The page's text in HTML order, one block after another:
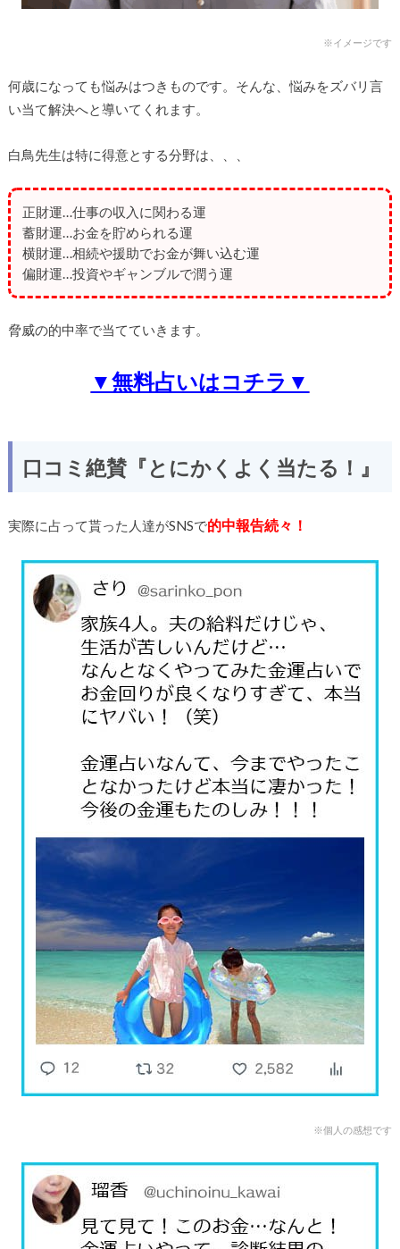
※イメージです
何歳になっても悩みはつきものです。そんな、悩みをズバリ言
い当て解決へと導いてくれます。
白鳥先生は特に得意とする分野は、、、
正財運…仕事の収入に関わる運
蓄財運…お金を貯められる運
横財運…相続や援助でお金が舞い込む運
偏財運…投資やギャンブルで潤う運
脅威の的中率で当てていきます。
▼無料占いはコチラ▼
口コミ絶賛『とにかくよく当たる！』
実際に占って貰った人達がSNSで的中報告続々！
※個人の感想です